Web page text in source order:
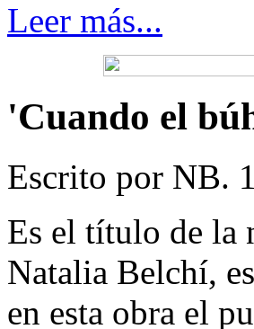
Leer más...
'Cuando el
Escrito por NB.
Es el título de la
Natalia Belchí,
en esta obra el